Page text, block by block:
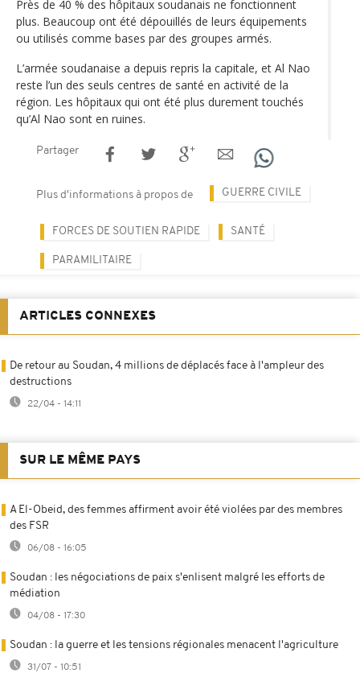
Près de 40 % des hôpitaux soudanais ne fonctionnent
plus. Beaucoup ont été dépouillés de leurs équipements
ou utilisés comme bases par des groupes armés.
L’armée soudanaise a depuis repris la capitale, et Al Nao
reste l’un des seuls centres de santé en activité de la
région. Les hôpitaux qui ont été plus durement touchés
qu’Al Nao sont en ruines.
Partager
Plus d'informations à propos de GUERRE CIVILE
FORCES DE SOUTIEN RAPIDE SANTÉ
PARAMILITAIRE
ARTICLES CONNEXES
De retour au Soudan, 4 millions de déplacés face à l'ampleur des
destructions
22/04 - 14:11
SUR LE MÊME PAYS
A El-Obeid, des femmes affirment avoir été violées par des membres
des FSR
06/08 - 16:05
Soudan : les négociations de paix s'enlisent malgré les efforts de
médiation
04/08 - 17:30
Soudan : la guerre et les tensions régionales menacent l'agriculture
31/07 - 10:51